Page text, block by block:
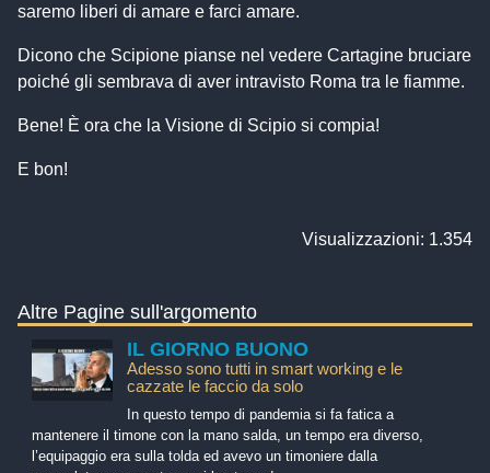
saremo liberi di amare e farci amare.
Dicono che Scipione pianse nel vedere Cartagine bruciare
poiché gli sembrava di aver intravisto Roma tra le fiamme.
Bene! È ora che la Visione di Scipio si compia!
E bon!
Visualizzazioni: 1.354
Altre Pagine sull'argomento
IL GIORNO BUONO
Adesso sono tutti in smart working e le
cazzate le faccio da solo
In questo tempo di pandemia si fa fatica a
mantenere il timone con la mano salda, un tempo era diverso,
l’equipaggio era sulla tolda ed avevo un timoniere dalla